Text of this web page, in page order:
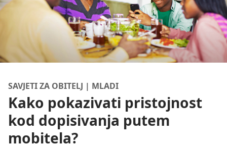
SAVJETI ZA OBITELJ | MLADI
Kako pokazivati pristojnost
kod dopisivanja putem
mobitela?